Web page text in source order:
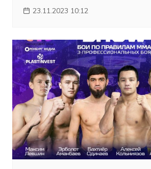
23.11.2023 10:12